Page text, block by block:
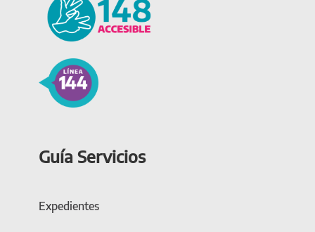
Guía Servicios
Expedientes